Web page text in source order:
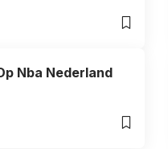
Nba Nederland